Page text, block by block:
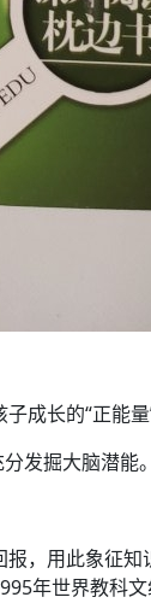
成长的“正能量”
发掘大脑潜能。
，用此象征
年世界教科文